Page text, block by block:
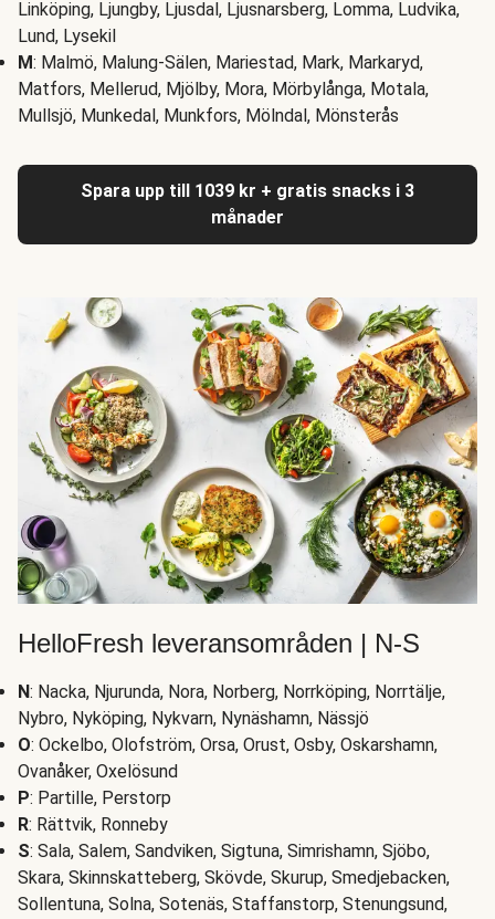
Linköping, Ljungby, Ljusdal, Ljusnarsberg, Lomma, Ludvika,
Lund, Lysekil
M: Malmö, Malung-Sälen, Mariestad, Mark, Markaryd,
Matfors, Mellerud, Mjölby, Mora, Mörbylånga, Motala,
Mullsjö, Munkedal, Munkfors, Mölndal, Mönsterås
Spara upp till 1039 kr + gratis snacks i 3
månader
HelloFresh leveransområden | N-S
N: Nacka, Njurunda, Nora, Norberg, Norrköping, Norrtälje,
Nybro, Nyköping, Nykvarn, Nynäshamn, Nässjö
O: Ockelbo, Olofström, Orsa, Orust, Osby, Oskarshamn,
Ovanåker, Oxelösund
P: Partille, Perstorp
R: Rättvik, Ronneby
S: Sala, Salem, Sandviken, Sigtuna, Simrishamn, Sjöbo,
Skara, Skinnskatteberg, Skövde, Skurup, Smedjebacken,
Sollentuna, Solna, Sotenäs, Staffanstorp, Stenungsund,